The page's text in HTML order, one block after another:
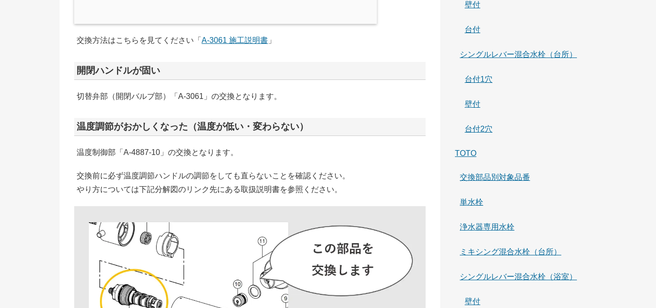
交換方法はこちらを見てください「 A-3061 施工説明書 」
開閉ハンドルが固い
切替弁部（開閉バルブ部）「A-3061」の交換となります。
温度調節がおかしくなった（温度が低い・変わらない）
温度制御部「A-4887-10」の交換となります。
交換前に必ず温度調節ハンドルの調節をしても直らないことを確認ください。
やり方については下記分解図のリンク先にある取扱説明書を参照ください。
壁付
台付
シングルレバー混合水栓（台所）
台付1穴
壁付
台付2穴
TOTO
交換部品別対象品番
単水栓
浄水器専用水栓
ミキシング混合水栓（台所）
シングルレバー混合水栓（浴室）
壁付